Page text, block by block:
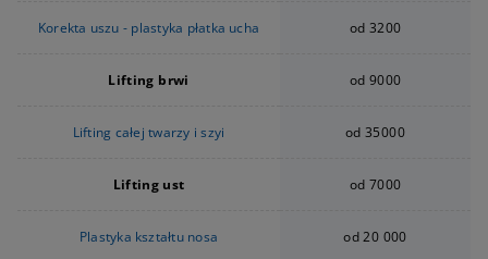
Korekta uszu - plastyka płatka ucha od 3200
Lifting brwi od 9000
Lifting całej twarzy i szyi od 35000
Lifting ust od 7000
Plastyka kształtu nosa od 20 000